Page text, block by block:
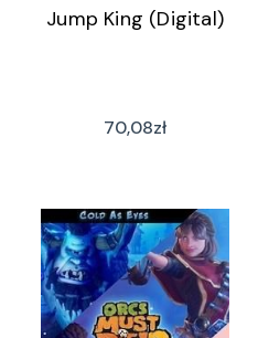
Jump King (Digital)
70,08zł